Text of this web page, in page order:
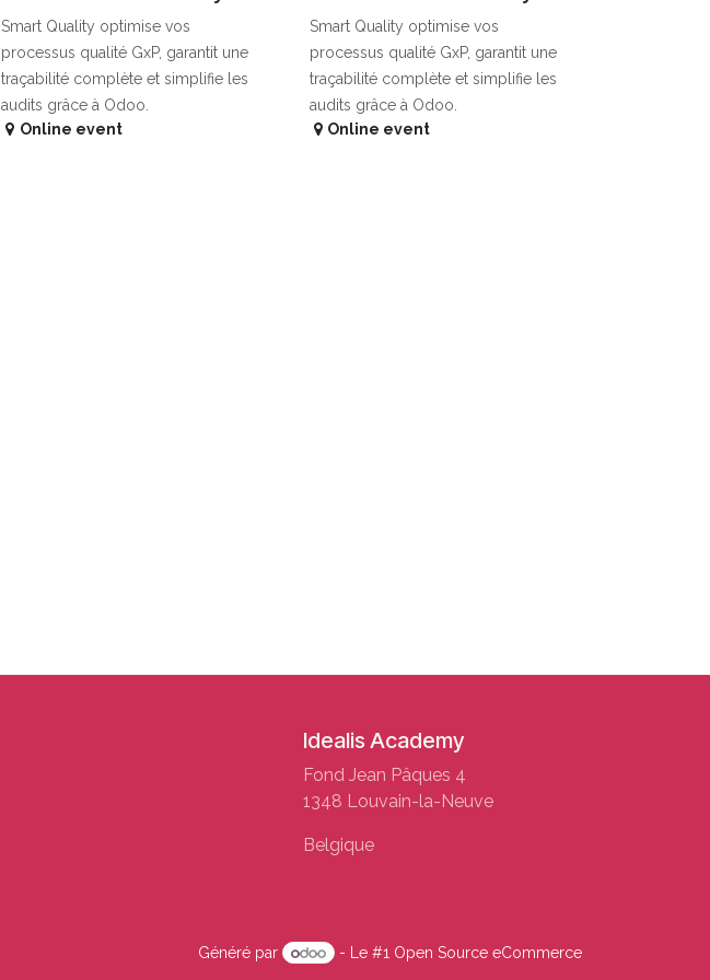
Smart Quality optimise vos
processus qualité GxP, garantit une
traçabilité complète et simplifie les
audits grâce à Odoo.
Online event
Smart Quality optimise vos
processus qualité GxP, garantit une
traçabilité complète et simplifie les
audits grâce à Odoo.
Online event
Idealis Academy
Fond Jean Pâques 4
1348 Louvain-la-Neuve
Belgique
Généré par - Le #1 Open Source eCommerce